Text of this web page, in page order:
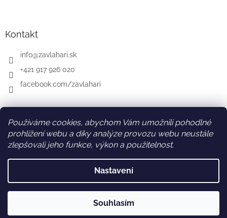
Používáme cookies, abychom Vám umožnili pohodlné
prohlížení webu a díky analýze provozu webu neustále
zlepšovali jeho funkce, výkon a použitelnost.
Nastavení
Souhlasím
Kontakt
info@zavlahari.sk
+421 917 926 020
facebook.com/zavlahari
SK AT DE
Vytvořil Shoptet
zavlahari-eshop.cz. Všechna práva vyhrazena.